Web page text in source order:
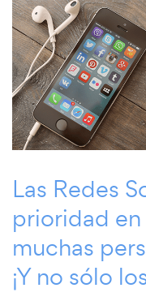
Las Redes
prioridad en
muchas
¡Y no sólo